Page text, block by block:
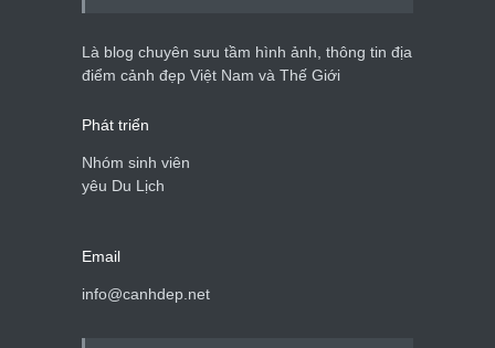
Là blog chuyên sưu tầm hình ảnh, thông tin địa
điểm cảnh đẹp Việt Nam và Thế Giới
Phát triển
Nhóm sinh viên
yêu Du Lịch
Email
info@canhdep.net